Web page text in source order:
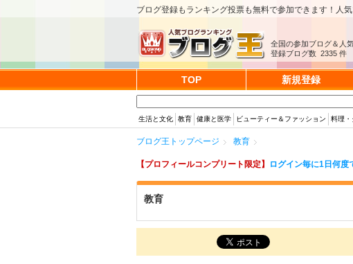
ブログ登録もランキング投票も無料で参加できます！人
全国の参加ブログ＆人
登録ブログ数 2335 件
TOP 新規登録
生活と文化 教育 健康と医学 ビューティー＆ファッション 料理・
ブログ王トップページ 教育
【プロフィールコンプリート限定】 ログイン毎に1日何度
教育